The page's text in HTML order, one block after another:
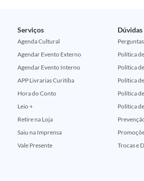
Serviços
Agenda Cultural
Agendar Evento Externo
Agendar Evento Interno
APP Livrarias Curitiba
Hora do Conto
Leio +
Retire na Loja
Saiu na Imprensa
Vale Presente
Dúvidas
Política
Política
Política
Política
Política
Trocas e